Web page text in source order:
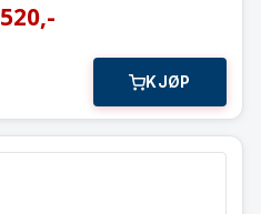
520,-
KJØP